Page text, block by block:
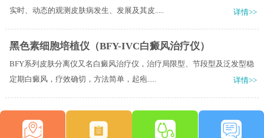
实时、动态的观测皮肤病发生、发展及其皮.....
详情>>
黑色素细胞培植仪（BFY-IVC白癜风治疗仪）
BFY系列皮肤分离仪又名白癜风治疗仪，治疗局限型、节段型及泛发型稳
定期白癜风，疗效确切，方法简单，起疱.....
详情>>